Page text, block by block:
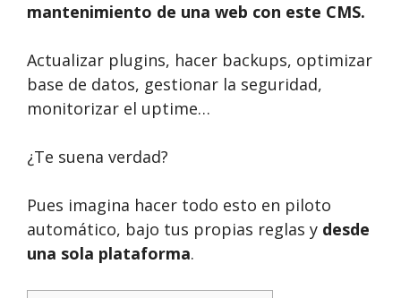
mantenimiento de una web con este CMS.
Actualizar plugins, hacer backups, optimizar
base de datos, gestionar la seguridad,
monitorizar el uptime…
¿Te suena verdad?
Pues imagina hacer todo esto en piloto
automático, bajo tus propias reglas y desde
una sola plataforma.